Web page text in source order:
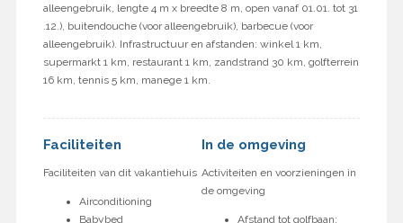
alleengebruik, lengte 4 m x breedte 8 m, open vanaf 01.01. tot 31
.12.), buitendouche (voor alleengebruik), barbecue (voor
alleengebruik). Infrastructuur en afstanden: winkel 1 km,
supermarkt 1 km, restaurant 1 km, zandstrand 30 km, golfterrein
16 km, tennis 5 km, manege 1 km.
Faciliteiten
Faciliteiten van dit vakantiehuis
Airconditioning
Babybed
In de omgeving
Activiteiten en voorzieningen in
de omgeving
Afstand tot golfbaan: